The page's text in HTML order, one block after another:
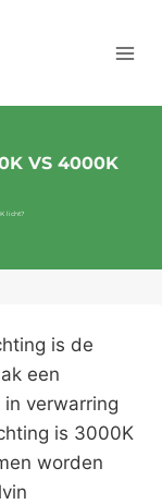
VS 4000K
licht?
is de
een
verwarring
is 3000K
worden